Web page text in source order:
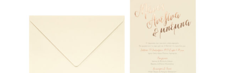
ΕΚΤΥΠΩΣΗ